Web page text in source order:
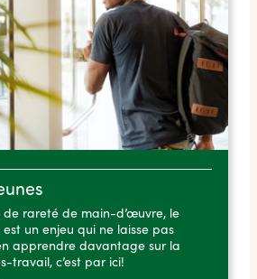
de rareté de main-d’œuvre, le
un enjeu qui ne laisse pas
apprendre davantage sur la
travail, c’est par ici!